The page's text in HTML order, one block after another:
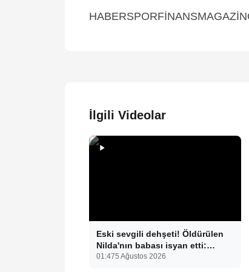
İlgili Videolar
Eski sevgili dehşeti! Öldürülen
Nilda'nın babası isyan etti:
"Ekmeğimizi paylaştık"
01:475 Ağustos 2026